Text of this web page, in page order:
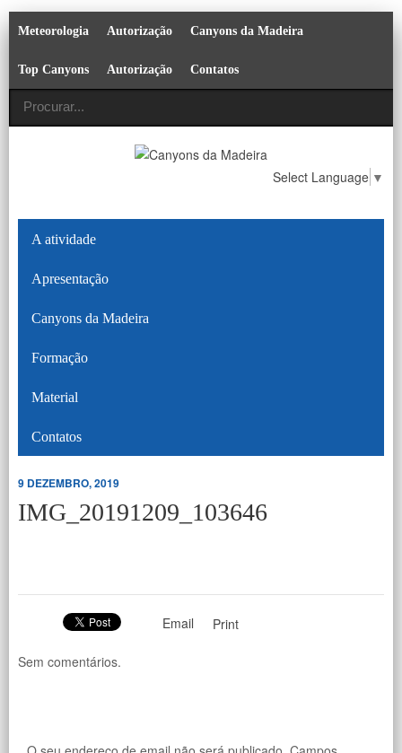
Meteorologia Autorização Canyons da Madeira
Top Canyons Autorização Contatos
Select Language ▼
A atividade
Apresentação
Canyons da Madeira
Formação
Material
Contatos
9 DEZEMBRO, 2019
IMG_20191209_103646
Email Print
Sem comentários.